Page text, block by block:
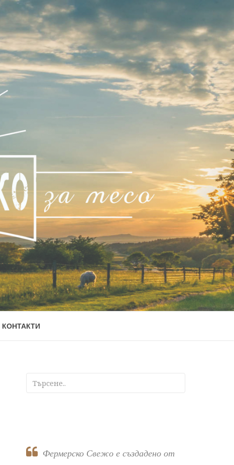
КОНТАКТИ
Фермерско Свежо е създадено от